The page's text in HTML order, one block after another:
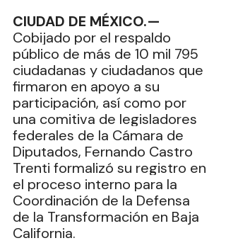
CIUDAD DE MÉXICO.—
Cobijado por el respaldo
público de más de 10 mil 795
ciudadanas y ciudadanos que
firmaron en apoyo a su
participación, así como por
una comitiva de legisladores
federales de la Cámara de
Diputados, Fernando Castro
Trenti formalizó su registro en
el proceso interno para la
Coordinación de la Defensa
de la Transformación en Baja
California.